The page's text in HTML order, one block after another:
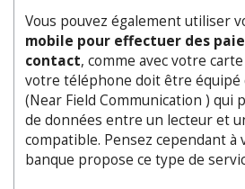
Vous pouvez également utiliser
mobile pour effectuer des
contact, comme avec votre
votre téléphone doit être équipé
(Near Field Communication ) qui
de données entre un lecteur et
compatible. Pensez cependant
banque propose ce type de